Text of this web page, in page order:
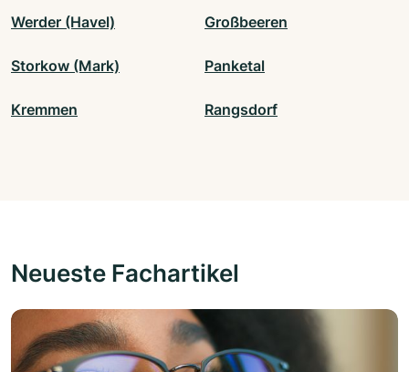
Werder (Havel) Großbeeren
Storkow (Mark) Panketal
Kremmen Rangsdorf
Neueste Fachartikel